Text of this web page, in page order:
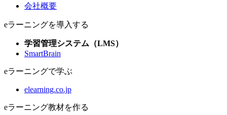
会社概要
eラーニングを導入する
学習管理システム（LMS）
SmartBrain
eラーニングで学ぶ
elearning.co.jp
eラーニング教材を作る